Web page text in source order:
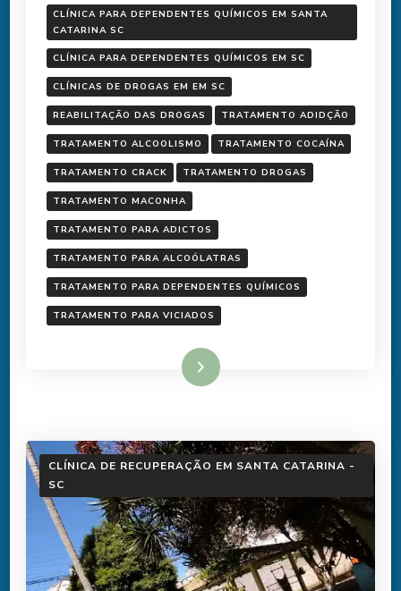
CLÍNICA PARA DEPENDENTES QUÍMICOS EM SANTA
CATARINA SC
CLÍNICA PARA DEPENDENTES QUÍMICOS EM SC
CLÍNICAS DE DROGAS EM EM SC
REABILITAÇÃO DAS DROGAS TRATAMENTO ADIDÇÃO
TRATAMENTO ALCOOLISMO TRATAMENTO COCAÍNA
TRATAMENTO CRACK TRATAMENTO DROGAS
TRATAMENTO MACONHA
TRATAMENTO PARA ADICTOS
TRATAMENTO PARA ALCOÓLATRAS
TRATAMENTO PARA DEPENDENTES QUÍMICOS
TRATAMENTO PARA VICIADOS
Ler mais
CLÍNICA DE RECUPERAÇÃO EM SANTA CATARINA -
SC